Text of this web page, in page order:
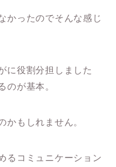
かったのでそんな感じ
に役割分担しました
のが基本。
かもしれません。
るコミュニケーション